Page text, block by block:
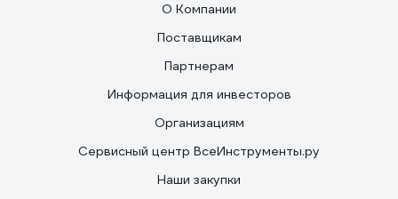
О Компании
Поставщикам
Партнерам
Информация для инвесторов
Организациям
Сервисный центр ВсеИнструменты.ру
Наши закупки